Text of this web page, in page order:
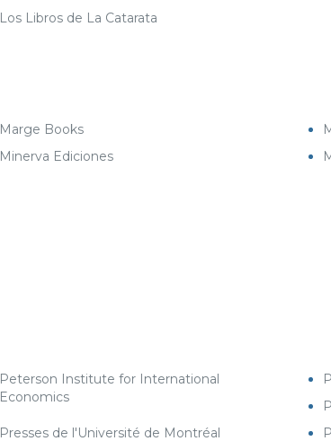
Los Libros de La Catarata
Marge Books
Minerva Ediciones
Peterson Institute for International
Economics
Presses de l'Université de Montréal